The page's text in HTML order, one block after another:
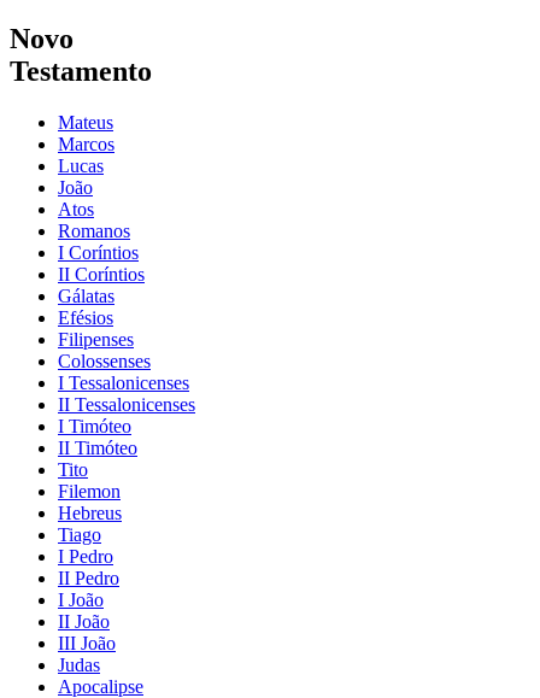
Novo
Testamento
Mateus
Marcos
Lucas
João
Atos
Romanos
I Coríntios
II Coríntios
Gálatas
Efésios
Filipenses
Colossenses
I Tessalonicenses
II Tessalonicenses
I Timóteo
II Timóteo
Tito
Filemon
Hebreus
Tiago
I Pedro
II Pedro
I João
II João
III João
Judas
Apocalipse